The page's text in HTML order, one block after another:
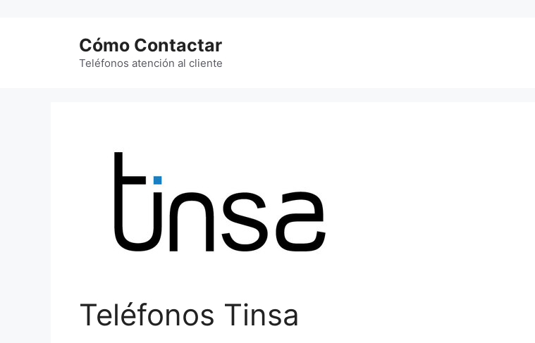
Cómo Contactar
Teléfonos atención al cliente
Teléfonos Tinsa